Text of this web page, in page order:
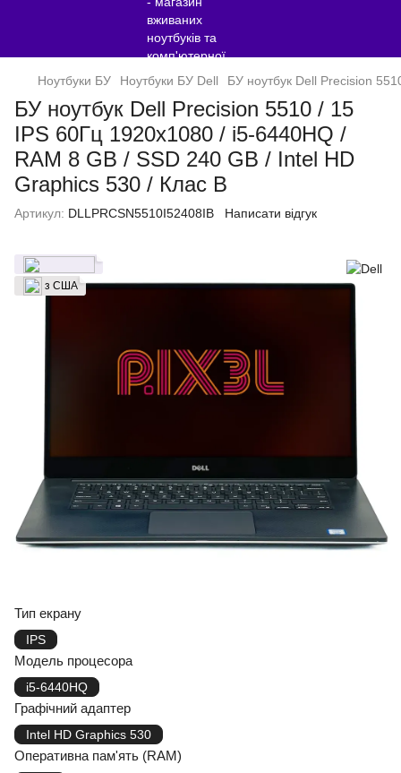
Ноутбуки БУ Ноутбуки БУ Dell БУ ноутбук Dell Precision
БУ ноутбук Dell Precision 5510 / 15
IPS 60Гц 1920x1080 / i5-6440HQ /
RAM 8 GB / SSD 240 GB / Intel HD
Graphics 530 / Клас B
Артикул: DLLPRCSN5510I52408IB Написати відгук
з США
Тип екрану
IPS
Модель процесора
i5-6440HQ
Графічний адаптер
Intel HD Graphics 530
Оперативна пам'ять (RAM)